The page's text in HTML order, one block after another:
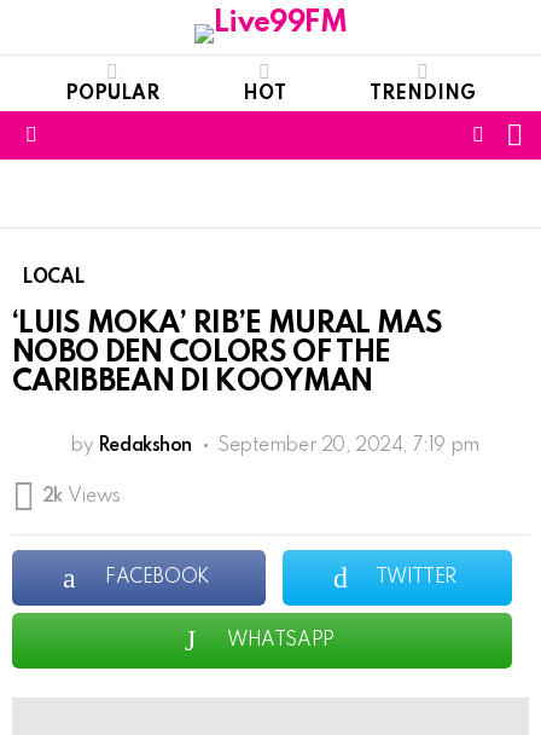
POPULAR HOT TRENDING
LOCAL
‘LUIS MOKA’ RIB’E MURAL MAS
NOBO DEN COLORS OF THE
CARIBBEAN DI KOOYMAN
by Redakshon September 20, 2024, 7:19 pm
2k Views
FACEBOOK TWITTER
WHATSAPP